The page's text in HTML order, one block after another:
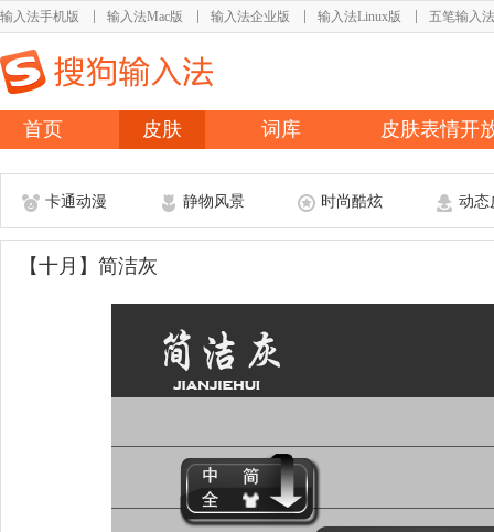
输入法手机版 输入法Mac版 输入法企业版 输入法Linux版 五笔输入法
首页 皮肤 词库 皮肤表情开
卡通动漫 静物风景 时尚酷炫 动态
【十月】简洁灰